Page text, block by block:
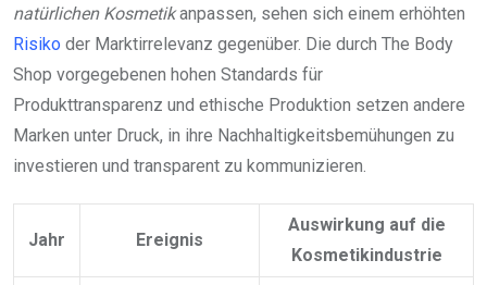
natürlichen Kosmetikanpassen, sehen sich einem erhöhten
Risiko der Marktirrelevanz gegenüber. Die durch The Body
Shop vorgegebenen hohen Standards für
Produkttransparenz und ethische Produktion setzen andere
Marken unter Druck, in ihre Nachhaltigkeitsbemühungen zu
investieren und transparent zu kommunizieren.
Jahr Ereignis
Auswirkung auf die
Kosmetikindustrie